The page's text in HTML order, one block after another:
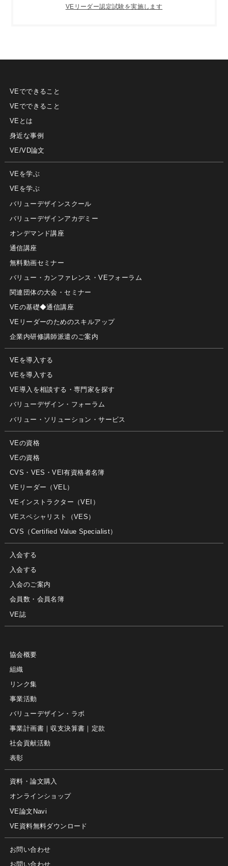
VEリーダー認定試験を実施します
VEでできること
VEでできること
VEとは
身近な事例
VE/VD論文
VEを学ぶ
VEを学ぶ
バリューデザインスクール
バリューデザインアカデミー
オンデマンド講座
通信講座
無料動画セミナー
バリュー・カンファレンス・VEフォーラム
関連団体の大会・セミナー
VEの基礎◆通信講座
VEリーダーのためのスキルアップ
企業内研修講師派遣のご案内
VEを導入する
VEを導入する
VE導入を相談する・専門家を探す
バリューデザイン・フォーラム
バリュー・ソリューション・サービス
VEの資格
VEの資格
CVS・VES・VEI有資格者名簿
VEリーダー（VEL）
VEインストラクター（VEI）
VEスペシャリスト（VES）
CVS（Certified Value Specialist）
入会する
入会する
入会のご案内
会員数・会員名簿
VE誌
協会概要
組織
リンク集
事業活動
バリューデザイン・ラボ
事業計画書｜収支決算書｜定款
社会貢献活動
表彰
資料・論文購入
オンラインショップ
VE論文Navi
VE資料無料ダウンロード
お問い合わせ
お問い合わせ